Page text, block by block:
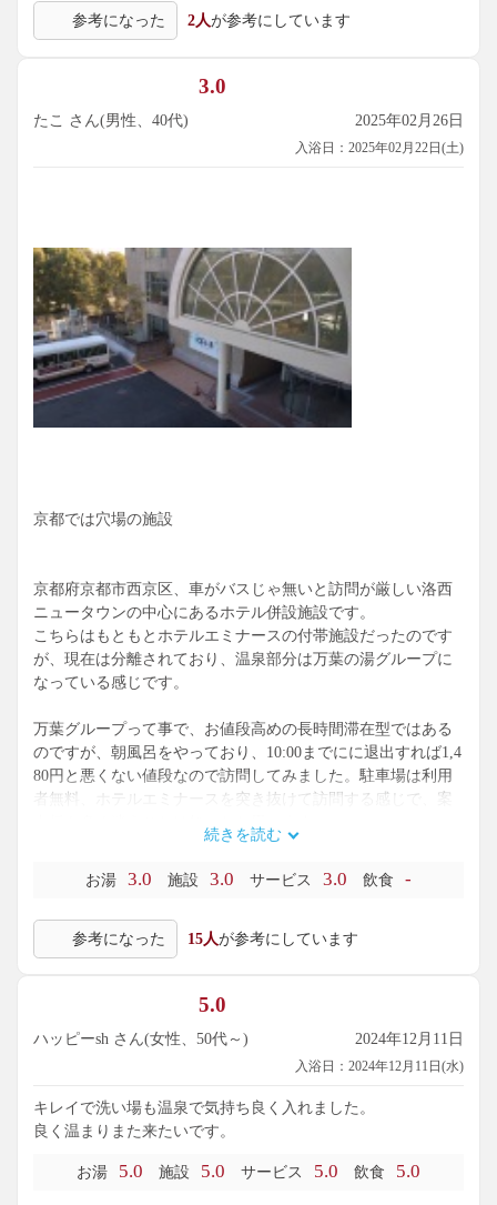
参考になった 2人が参考にしています
3.0
たこ さん(男性、40代) 2025年02月26日
入浴日：2025年02月22日(土)
京都では穴場の施設
京都府京都市西京区、車がバスじゃ無いと訪問が厳しい洛西
ニュータウンの中心にあるホテル併設施設です。
こちらはもともとホテルエミナースの付帯施設だったのです
が、現在は分離されており、温泉部分は万葉の湯グループに
なっている感じです。
万葉グループって事で、お値段高めの長時間滞在型ではある
のですが、朝風呂をやっており、10:00までにに退出すれば1,4
80円と悪くない値段なので訪問してみました。駐車場は利用
者無料、ホテルエミナースを突き抜けて訪問する感じで、案
日曜朝8時頃訪問にてやはり空いてました。関西エリアの朝風
呂施設はどこもかなり混雑しているのですが、こちらは値段
が高めなのとアクセスの問題で穴場感ありです。
題、浴室やパウダールームのアメニティもフルスペックでし
た。
浴室ラインナップについては、以前とあまり変わっていない
様子で、4名限界の炭酸風呂、第二源泉使用の水風呂、サウ
第一源泉、第二源泉ともに、メタ珪酸の主張が強い源泉とな
っており、どちらも顕著なツルヌル感あり、消毒は控えめで
温泉以外の来るろぎスペースは場所が少々解りづらく、お土
続きを読む
お湯 3.0 施設 3.0 サービス 3.0 飲食 -
参考になった 15人が参考にしています
5.0
ハッピーsh さん(女性、50代～) 2024年12月11日
入浴日：2024年12月11日(水)
キレイで洗い場も温泉で気持ち良く入れました。
良く温まりまた来たいです。
お湯 5.0 施設 5.0 サービス 5.0 飲食 5.0